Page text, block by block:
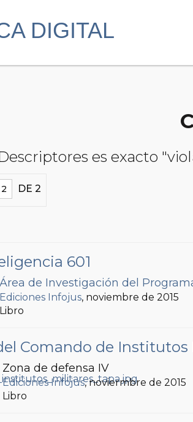
es exacto
DE 2
601
Área de Investigación del
Ediciones Infojus, noviembre de 2015
Libro
Comando de
Zona de defensa IV
Ediciones Infojus, noviermbre de 2015
Libro